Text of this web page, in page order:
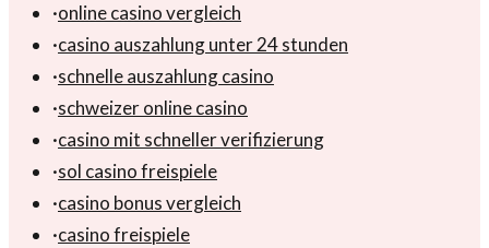
·online casino vergleich
·casino auszahlung unter 24 stunden
·schnelle auszahlung casino
·schweizer online casino
·casino mit schneller verifizierung
·sol casino freispiele
·casino bonus vergleich
·casino freispiele